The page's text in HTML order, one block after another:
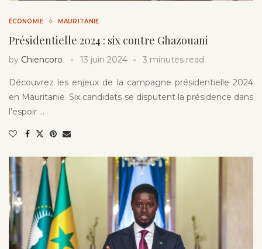
ÉCONOMIE MAURITANIE
Présidentielle 2024 : six contre Ghazouani
by Chiencoro 13 juin 2024 3 minutes read
Découvrez les enjeux de la campagne présidentielle 2024
en Mauritanie. Six candidats se disputent la présidence dans
l’espoir …